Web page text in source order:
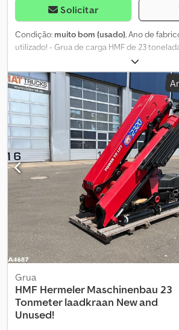
Solicitar
Condição: muito bom (usado), Ano de
utilizado! - Grua de carga HMF de 23
- 4x extensível hidraulicamente - 5ª e 6ª
remoto - Radiador de óleo - Equipado com
estabilidade EVS - Diagrama de carga: * 4,5
Dwedpfx Aozrv Tbebzsa * 6,4 metros ->
2.210 kg * 10,3 metros -> 1.750 kg * 12,4
informações = Condição técnica: muito boa
muito boa Fabricante: Clean Mat Trucks B.V.
6673DB ANDELST, NL
Grua
HMF Hermeler Maschinenbau 23
Tonmeter laadkraan New and
Unused!